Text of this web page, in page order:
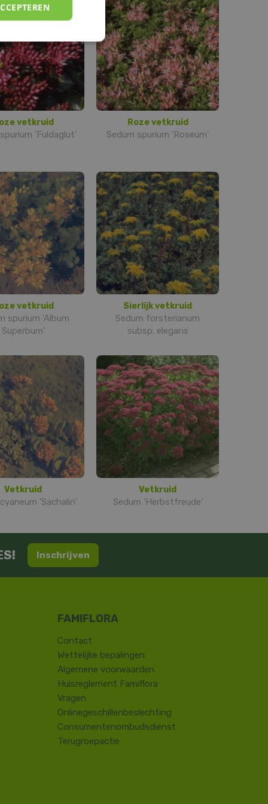
vetkruid
'Fuldaglut'
Roze vetkruid
Sedum spurium 'Roseum'
vetkruid
spurium 'Album
Superbum'
Sierlijk vetkruid
Sedum forsterianum
subsp. elegans
Vetkruid
'Sachalin'
Vetkruid
Sedum 'Herbstfreude'
Inschrijven
Contact
​Wettelijke bepalingen
Algemene voorwaarden
Huisreglement Famiflora
Vragen
Onlinegeschillenbeslechting
Consumentenombudsdienst
Terugroepactie